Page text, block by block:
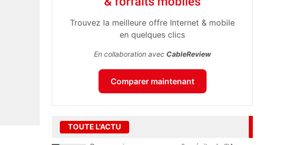
Trouvez la meilleure offre Internet & mobile
en quelques clics
En collaboration avec CableReview
Comparer maintenant
TOUTE L'ACTU